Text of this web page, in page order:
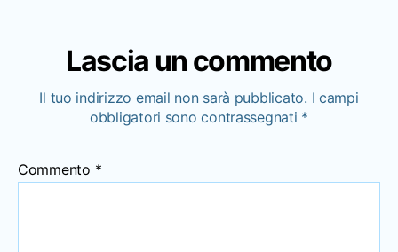
Lascia un commento
Il tuo indirizzo email non sarà pubblicato. I campi
obbligatori sono contrassegnati *
Commento *